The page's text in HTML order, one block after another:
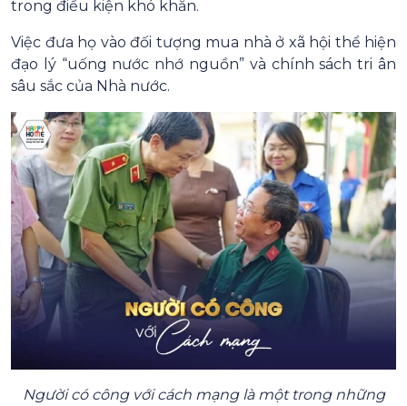
trong điều kiện khó khăn.
Việc đưa họ vào đối tượng mua nhà ở xã hội thể hiện
đạo lý “uống nước nhớ nguồn” và chính sách tri ân
sâu sắc của Nhà nước.
Người có công với cách mạng là một trong những